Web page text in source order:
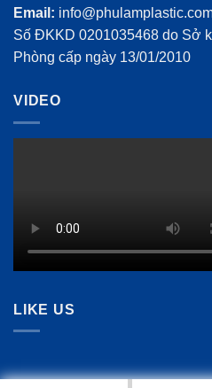
Email:
Số ĐKKD 0201035468 do Sở
Phòng cấp ngày 13/01/2010
VIDEO
LIKE US